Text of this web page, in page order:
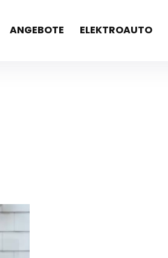
ANGEBOTE ELEKTROAUTO